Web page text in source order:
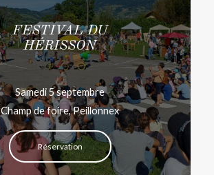
FESTIVAL DU
HÉRISSON
Samedi 5 septembre
Champ de foire, Peillonnex
Réservation